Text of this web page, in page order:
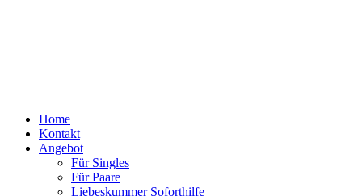
Zum
Inhalt
springen
PaarText
Coaching
Menü
Home
Kontakt
Angebot
Für Singles
Für Paare
Liebeskummer Soforthilfe